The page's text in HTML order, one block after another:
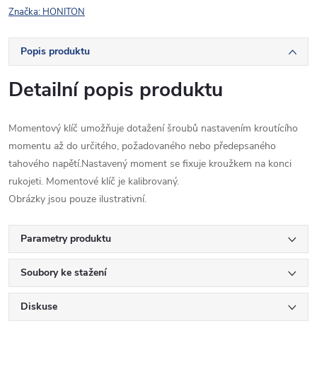
Značka: HONITON
Popis produktu
Detailní popis produktu
Momentový klíč umožňuje dotažení šroubů nastavením kroutícího
momentu až do určitého, požadovaného nebo předepsaného
tahového napětí.Nastavený moment se fixuje kroužkem na konci
rukojeti. Momentové klíč je kalibrovaný.
Obrázky jsou pouze ilustrativní.
Parametry produktu
Soubory ke stažení
Diskuse